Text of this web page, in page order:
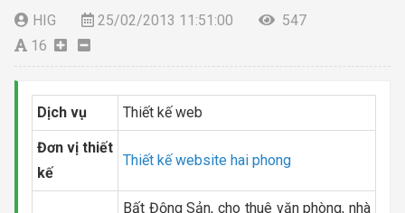
HIG 25/02/2013 11:51:00
547
16
Dịch vụ Thiết kế web
Đơn vị thiết
kế
Thiết kế website hai phong
Bất Động Sản, cho thuê văn phòng, nhà